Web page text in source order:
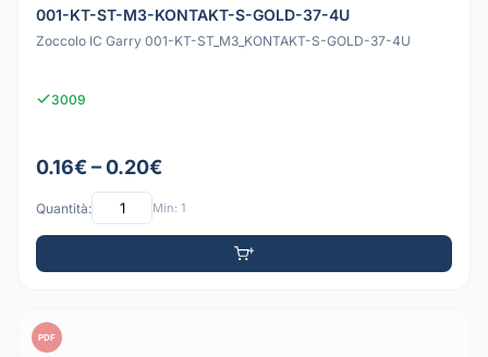
001-KT-ST-M3-KONTAKT-S-GOLD-37-4U
Zoccolo IC Garry 001-KT-ST_M3_KONTAKT-S-GOLD-37-4U
3009
0.16€ – 0.20€
Quantità: Min: 1
PDF